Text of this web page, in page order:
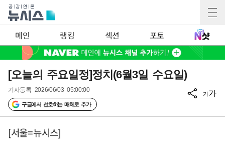
메인 랭킹 섹션 포토
[오늘의 주요일정]정치(6월3일 수요일)
기사등록 2026/06/03 05:00:00
구글에서 선호하는 매체로 추가
가가
[서울=뉴시스]